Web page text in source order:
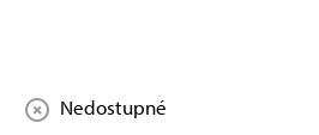
Nedostupné